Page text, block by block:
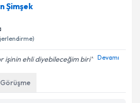
Şimşek
işinin ehli diyebileceğim biri Devamı